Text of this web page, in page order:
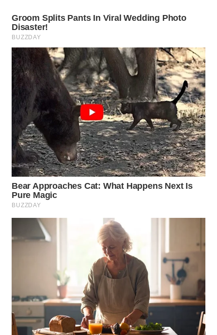
WN
LAWAS
WN
SUMEDANG
WN
CIANJUR
WN
KEPULAUAN
SERIBU
WN
TANGERANG
BINJAI
WN
INDRAMAYU